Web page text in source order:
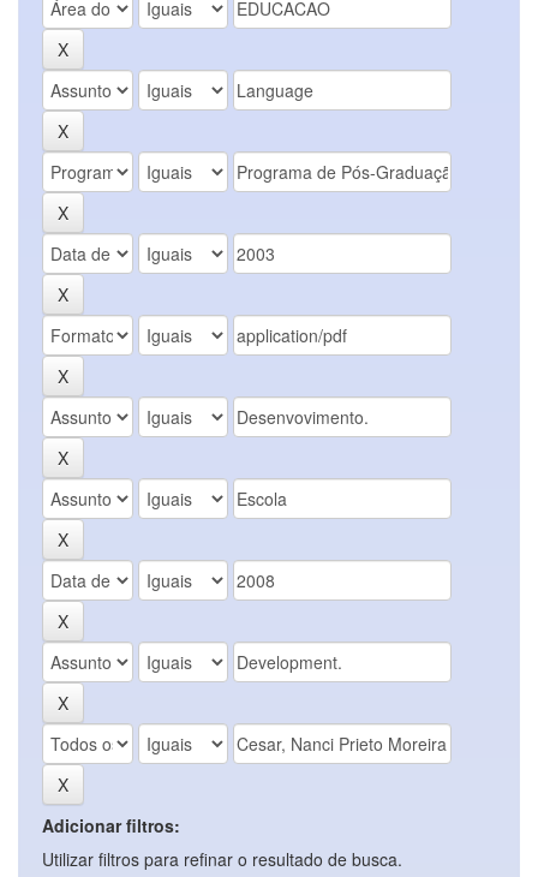
Adicionar filtros:
Utilizar filtros para refinar o resultado de busca.